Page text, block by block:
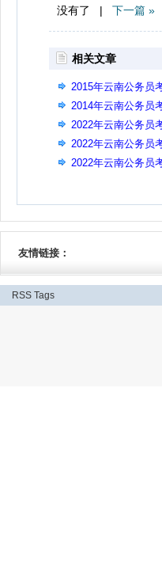
没有了 | 下一篇 »
相关文章
2015年云南公务员
2014年云南公务员
2022年云南公务员
2022年云南公务员
衰
2022年云南公务员
友情链接：
RSS Tags